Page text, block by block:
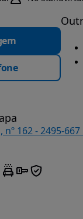
nº 162 - 2495-